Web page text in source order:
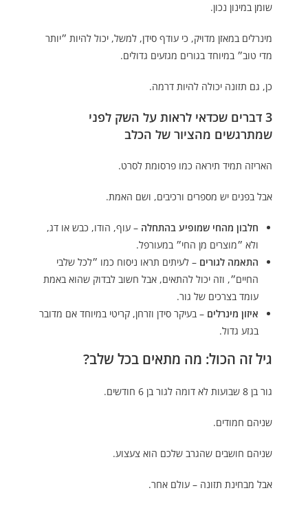
שומן במינון נכון.
מינרלים במאזן מדויק, כי עודף סידן, למשל, יכול להיות ״יותר
מדי טוב״ במיוחד בגורים מגזעים גדולים.
כן, גם תזונה יכולה להיות דרמה.
3 דברים שכדאי לראות על השק לפני
שמתרגשים מהציור של הכלב
האריזה תמיד תיראה כמו פרסומת לסרט.
אבל בפנים יש מספרים ורכיבים, ושם האמת.
חלבון מהחי שמופיע בהתחלה – עוף, הודו, כבש או דג,
ולא ״מוצרים מן החי״ במעורפל.
התאמה לגורים – לעיתים תראו ניסוח כמו ״לכל שלבי
החיים״, וזה יכול להתאים, אבל חשוב לבדוק שהוא באמת
עומד בצרכים של גור.
איזון מינרלים – בעיקר סידן וזרחן, קריטי במיוחד אם מדובר
בגזע גדול.
גיל זה הכול: מה מתאים בכל שלב?
גור בן 8 שבועות לא דומה לגור בן 6 חודשים.
שניהם חמודים.
שניהם חושבים שהגרב שלכם הוא צעצוע.
אבל מבחינת תזונה – עולם אחר.